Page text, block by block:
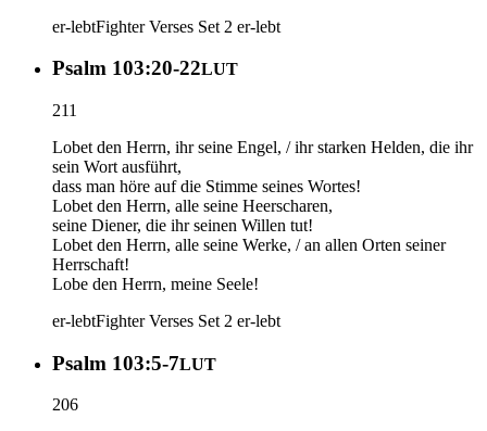
er-lebtFighter Verses Set 2 er-lebt
Psalm 103:20-22LUT
211
Lobet den Herrn, ihr seine Engel, / ihr starken Helden, die ihr
sein Wort ausführt,
dass man höre auf die Stimme seines Wortes!
Lobet den Herrn, alle seine Heerscharen,
seine Diener, die ihr seinen Willen tut!
Lobet den Herrn, alle seine Werke, / an allen Orten seiner
Herrschaft!
Lobe den Herrn, meine Seele!
er-lebtFighter Verses Set 2 er-lebt
Psalm 103:5-7LUT
206